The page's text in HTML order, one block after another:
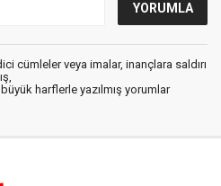
cümleler veya imalar, inançlara saldırı
harflerle yazılmış yorumlar